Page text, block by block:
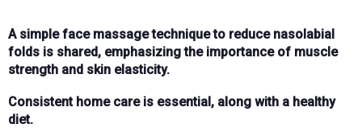
A simple face massage technique to reduce nasolabial
folds is shared, emphasizing the importance of muscle
strength and skin elasticity.
Consistent home care is essential, along with a healthy
diet.